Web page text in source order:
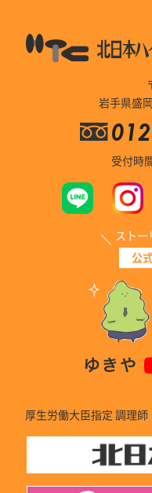
岩手県盛
受付時
ストー
公
厚生労働大臣指定 調理